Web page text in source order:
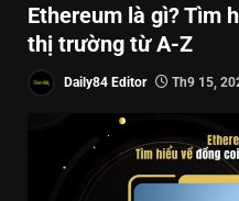
Ethereum là gì? Tìm
thị trường từ A-Z
Daily84 Editor Th9 15,